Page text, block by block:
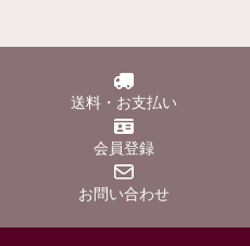
送料・お支払い
会員登録
お問い合わせ